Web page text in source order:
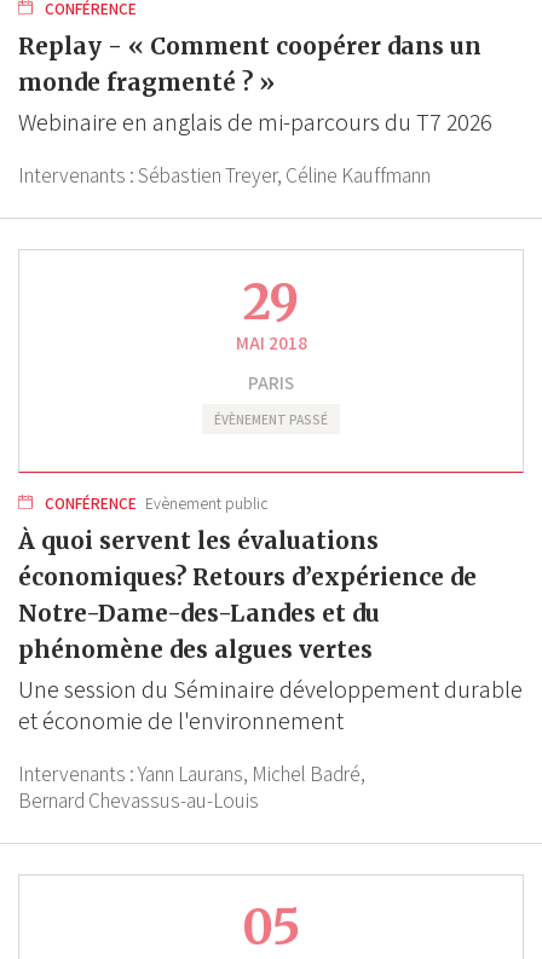
CONFÉRENCE
Replay - « Comment coopérer dans un
monde fragmenté ? »
Webinaire en anglais de mi-parcours du T7 2026
Intervenants :Sébastien Treyer, Céline Kauffmann
29
MAI 2018
PARIS
ÉVÈNEMENT PASSÉ
CONFÉRENCE Evènement public
À quoi servent les évaluations
économiques? Retours d’expérience de
Notre-Dame-des-Landes et du
phénomène des algues vertes
Une session du Séminaire développement durable
et économie de l'environnement
Intervenants :Yann Laurans, Michel Badré,
Bernard Chevassus-au-Louis
05